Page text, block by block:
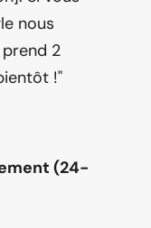
nous
2
!"
(24-